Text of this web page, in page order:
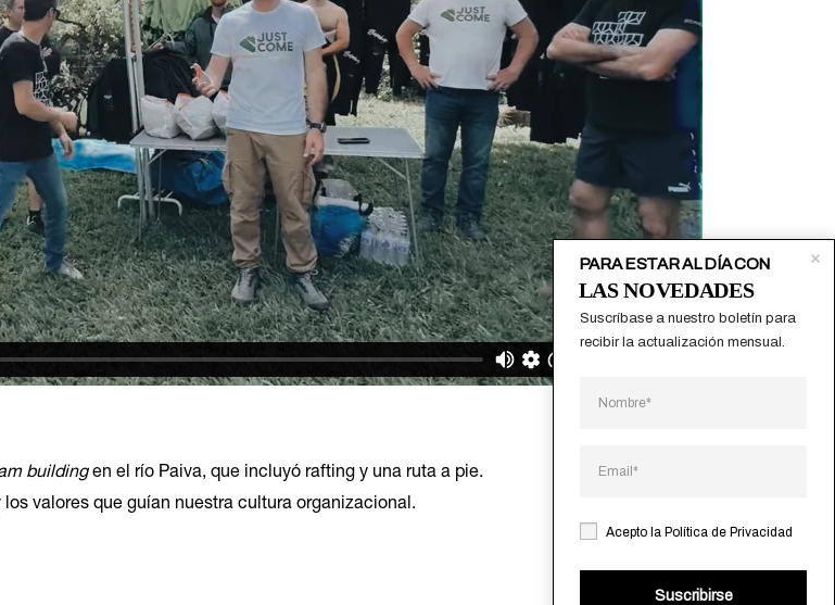
buildingen el río Paiva, que incluyó rafting y una ruta a pie.
valores que guían nuestra cultura organizacional.
Acepto la Política de Privacidad
Suscribirse
PARA ESTAR AL DÍA CON
Suscríbase a nuestro boletín para
recibir la actualización mensual.
LAS NOVEDADES